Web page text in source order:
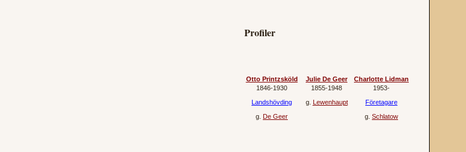
Profiler
Otto Printzsköld
1846‐1930
Landshövding
g. De Geer
Julie De Geer
1855‐1948
g. Lewenhaupt
Charlotte Lidman
1953‐
Företagare
g. Schlatow